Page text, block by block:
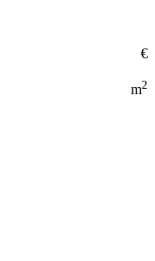
€
m2